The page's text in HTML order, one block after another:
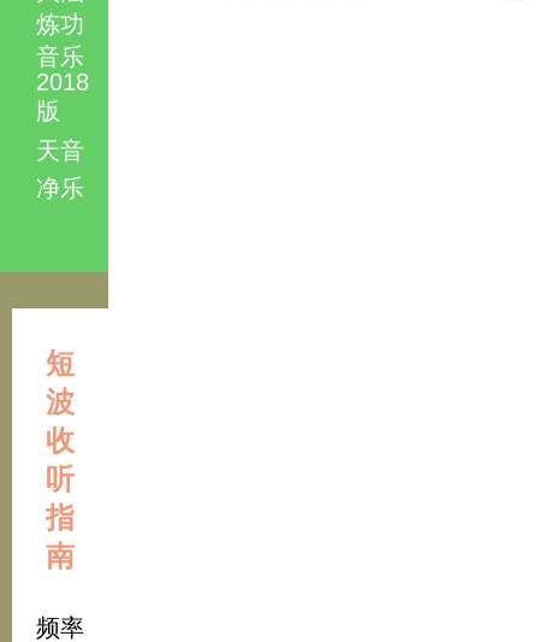
炼功
音乐
2018
版
天音
净乐
短
波
收
听
指
南
频率